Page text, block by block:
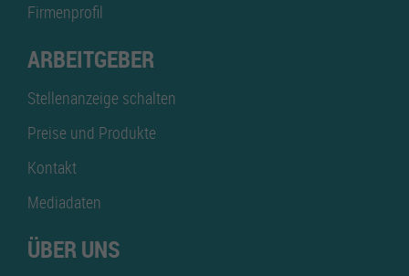
Firmenprofil
ARBEITGEBER
Stellenanzeige schalten
Preise und Produkte
Kontakt
Mediadaten
ÜBER UNS